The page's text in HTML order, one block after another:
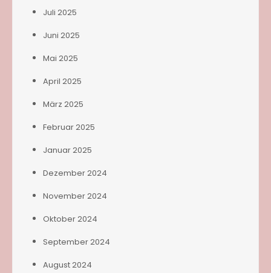
Juli 2025
Juni 2025
Mai 2025
April 2025
März 2025
Februar 2025
Januar 2025
Dezember 2024
November 2024
Oktober 2024
September 2024
August 2024